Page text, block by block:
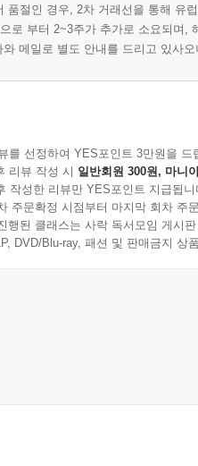
품절인 경우, 2차 거래선을 통해 유
로 부터 2~3주가 추가로 소요되며,
메일로 별도 안내를 드리고 있사
를 선정하여 YES포인트 3만원을 드
리뷰 작성 시 일반회원 300원, 마니
작성한 리뷰만 YES포인트 지급됩니
주문확정 시점부터 마지막 회차 주
행된 클래스는 사락 독서모임 게시
DVD/Blu-ray, 패션 및 판매금지 상